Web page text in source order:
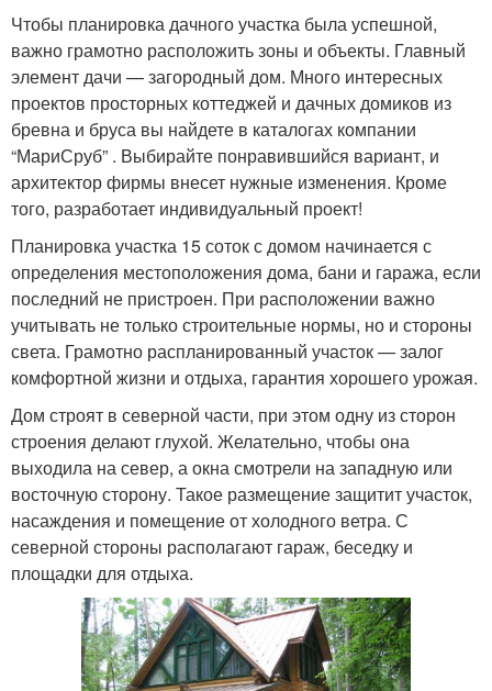
Чтобы планировка дачного участка была успешной,
важно грамотно расположить зоны и объекты. Главный
элемент дачи — загородный дом. Много интересных
проектов просторных коттеджей и дачных домиков из
бревна и бруса вы найдете в каталогах компании
“МариСруб” . Выбирайте понравившийся вариант, и
архитектор фирмы внесет нужные изменения. Кроме
того, разработает индивидуальный проект!
Планировка участка 15 соток с домом начинается с
определения местоположения дома, бани и гаража, если
последний не пристроен. При расположении важно
учитывать не только строительные нормы, но и стороны
света. Грамотно распланированный участок — залог
комфортной жизни и отдыха, гарантия хорошего урожая.
Дом строят в северной части, при этом одну из сторон
строения делают глухой. Желательно, чтобы она
выходила на север, а окна смотрели на западную или
восточную сторону. Такое размещение защитит участок,
насаждения и помещение от холодного ветра. С
северной стороны располагают гараж, беседку и
площадки для отдыха.